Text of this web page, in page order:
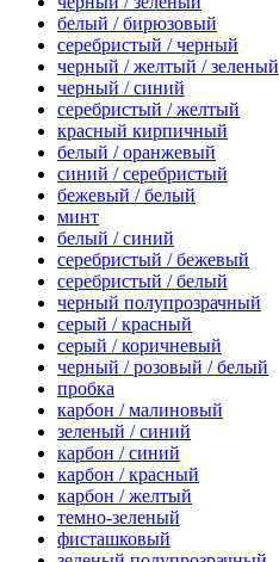
белый / бирюзовый
серебристый / черный
черный / желтый / зеленый
черный / синий
серебристый / желтый
красный кирпичный
белый / оранжевый
синий / серебристый
бежевый / белый
минт
белый / синий
серебристый / бежевый
серебристый / белый
черный полупрозрачный
серый / красный
серый / коричневый
черный / розовый / белый
пробка
карбон / малиновый
зеленый / синий
карбон / синий
карбон / красный
карбон / желтый
темно-зеленый
фисташковый